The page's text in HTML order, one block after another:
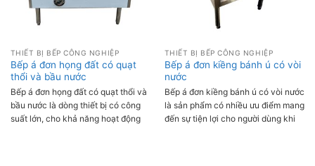
THIẾT BỊ BẾP CÔNG NGHIỆP
Bếp á đơn họng đất có quạt
thổi và bầu nước
Bếp á đơn họng đất có quạt thổi và
bầu nước là dòng thiết bị có công
suất lớn, cho khả năng hoạt động
THIẾT BỊ BẾP CÔNG NGHIỆP
Bếp á đơn kiềng bánh ú có vòi
nước
Bếp á đơn kiềng bánh ú có vòi nước
là sản phẩm có nhiều ưu điểm mang
đến sự tiện lợi cho người dùng khi